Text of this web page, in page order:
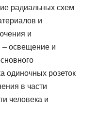
радиальных схем
и
и
– освещение и
одиночных розеток
в части
человека и